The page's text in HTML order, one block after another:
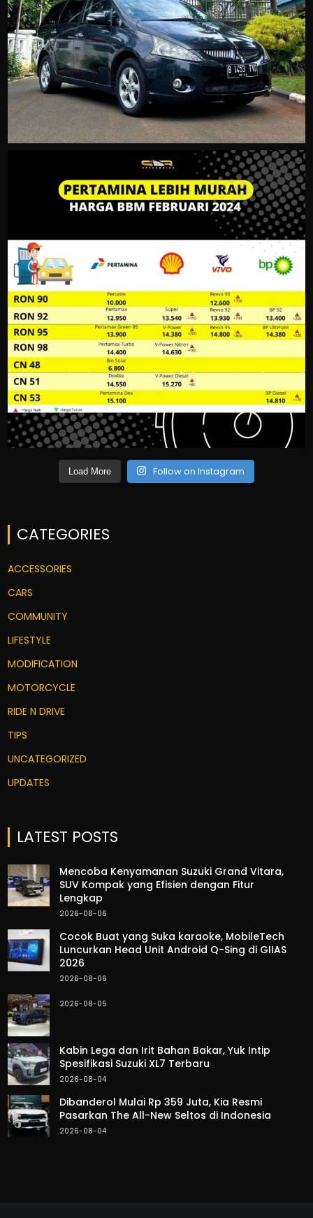
Load More Follow on Instagram
CATEGORIES
ACCESSORIES
CARS
COMMUNITY
LIFESTYLE
MODIFICATION
MOTORCYCLE
RIDE N DRIVE
TIPS
UNCATEGORIZED
UPDATES
LATEST POSTS
Mencoba Kenyamanan Suzuki Grand Vitara,
SUV Kompak yang Efisien dengan Fitur
Lengkap
2026-08-06
Cocok Buat yang Suka karaoke, MobileTech
Luncurkan Head Unit Android Q-Sing di GIIAS
2026
2026-08-06
2026-08-05
Kabin Lega dan Irit Bahan Bakar, Yuk Intip
Spesifikasi Suzuki XL7 Terbaru
2026-08-04
Dibanderol Mulai Rp 359 Juta, Kia Resmi
Pasarkan The All-New Seltos di Indonesia
2026-08-04